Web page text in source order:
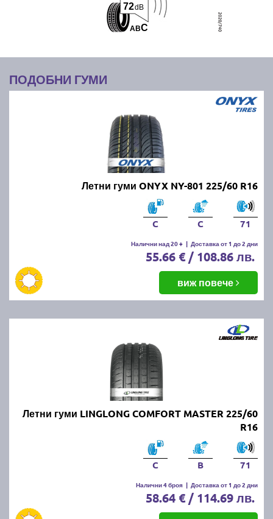
ABC
72dB
ПОДОБНИ ГУМИ
Летни гуми ONYX NY-801 225/60 R16
C C 71
Налични над 20 + | Доставка от 1 до 2 дни
55.66 € / 108.86 лв.
виж повече
Летни гуми LINGLONG COMFORT MASTER 225/60
R16
C B 71
Налични 4 броя | Доставка от 1 до 2 дни
58.64 € / 114.69 лв.